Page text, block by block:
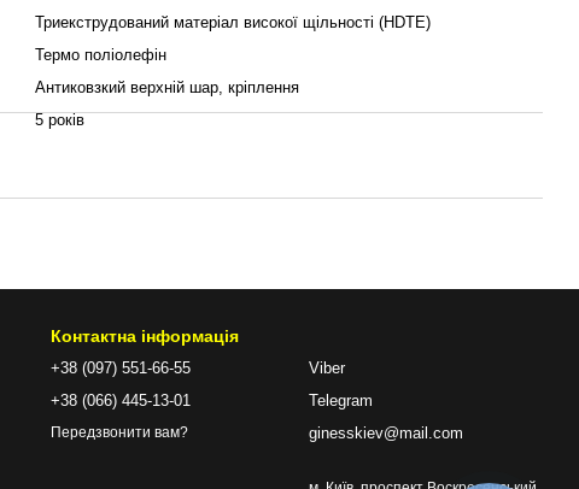
Триекструдований матеріал високої щільності (HDTE)
Термо поліолефін
Антиковзкий верхній шар, кріплення
5 років
Контактна інформація
+38 (097) 551-66-55
+38 (066) 445-13-01
Передзвонити вам?
Viber
Telegram
ginesskiev@mail.com